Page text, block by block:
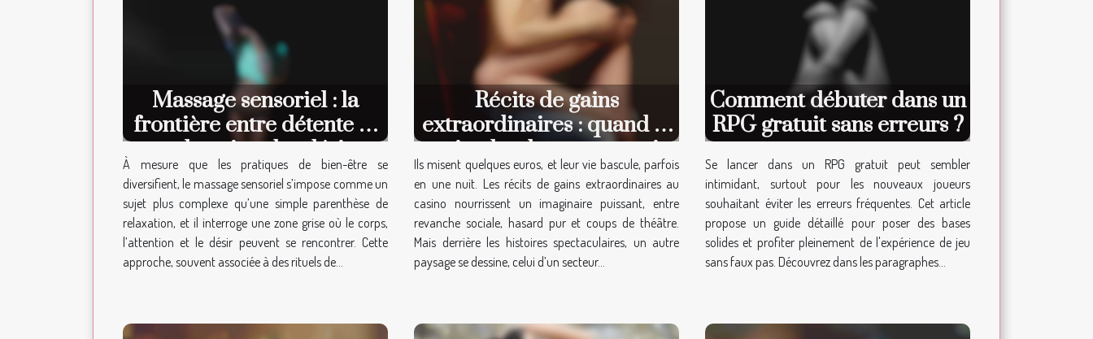
Massage sensoriel : la
frontière entre détente et
exploration des désirs
À mesure que les pratiques de bien-être se
diversifient, le massage sensoriel s’impose comme un
sujet plus complexe qu’une simple parenthèse de
relaxation, et il interroge une zone grise où le corps,
l’attention et le désir peuvent se rencontrer. Cette
approche, souvent associée à des rituels de...
Récits de gains
extraordinaires : quand le
casino bouleverse une vie
Ils misent quelques euros, et leur vie bascule, parfois
en une nuit. Les récits de gains extraordinaires au
casino nourrissent un imaginaire puissant, entre
revanche sociale, hasard pur et coups de théâtre.
Mais derrière les histoires spectaculaires, un autre
paysage se dessine, celui d’un secteur...
Comment débuter dans un
RPG gratuit sans erreurs ?
Se lancer dans un RPG gratuit peut sembler
intimidant, surtout pour les nouveaux joueurs
souhaitant éviter les erreurs fréquentes. Cet article
propose un guide détaillé pour poser des bases
solides et profiter pleinement de l'expérience de jeu
sans faux pas. Découvrez dans les paragraphes...